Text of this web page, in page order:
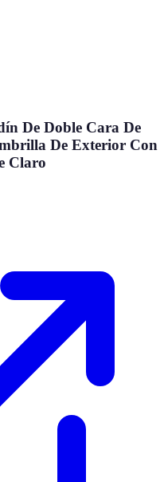
De Doble Cara De
De Exterior Con
Claro